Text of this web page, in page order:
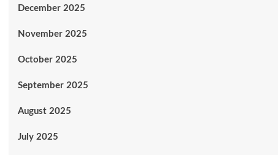
December 2025
November 2025
October 2025
September 2025
August 2025
July 2025